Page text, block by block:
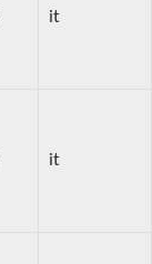
it
it